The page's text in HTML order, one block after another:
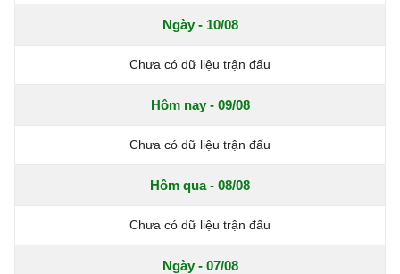
Ngày - 10/08
Chưa có dữ liệu trận đấu
Hôm nay - 09/08
Chưa có dữ liệu trận đấu
Hôm qua - 08/08
Chưa có dữ liệu trận đấu
Ngày - 07/08